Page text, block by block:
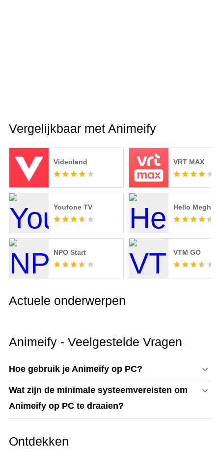
Vergelijkbaar met Animeify
Videoland VRT MAX
Youfone TV Hello
NPO Start VTM GO
Actuele onderwerpen
Animeify - Veelgestelde Vragen
Hoe gebruik je Animeify op PC?
Wat zijn de minimale systeemvereisten om
Animeify op PC te draaien?
Ontdekken